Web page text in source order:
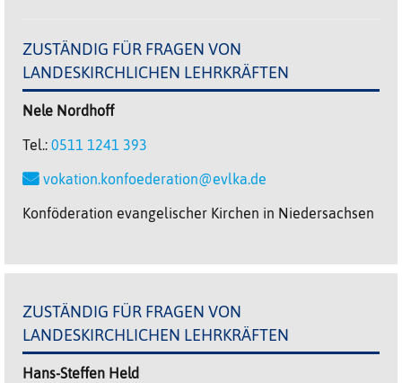
ZUSTÄNDIG FÜR FRAGEN VON
LANDESKIRCHLICHEN LEHRKRÄFTEN
Nele Nordhoff
Tel.: 0511 1241 393
vokation.konfoederation@evlka.de
Konföderation evangelischer Kirchen in Niedersachsen
ZUSTÄNDIG FÜR FRAGEN VON
LANDESKIRCHLICHEN LEHRKRÄFTEN
Hans-Steffen Held